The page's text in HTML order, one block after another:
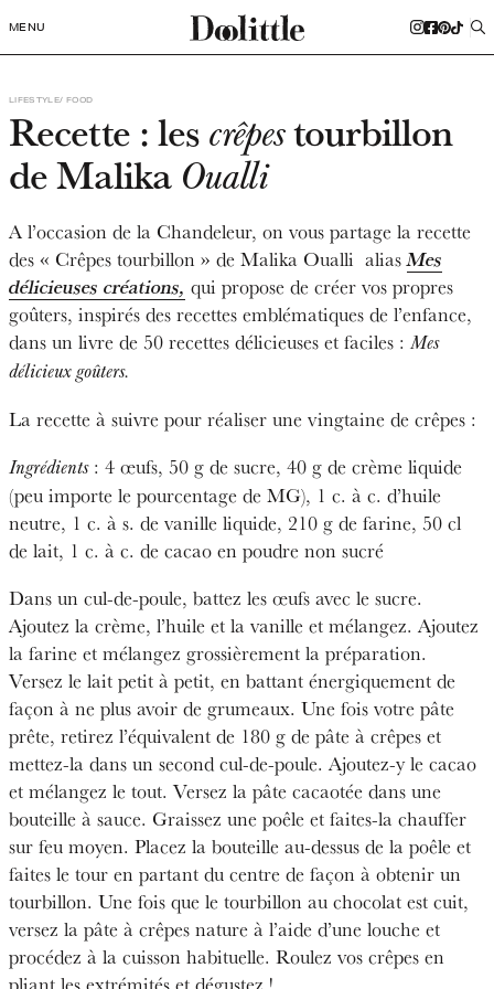
MENU
FOOD
LIFESTYLE
Recette : les crêpestourbillon
de Malika Oualli
A l’occasion de la Chandeleur, on vous partage la recette
des « Crêpes tourbillon » de Malika Oualli aliasMes
délicieuses créations, qui propose de créer vos propres
goûters, inspirés des recettes emblématiques de l’enfance,
dans un livre de 50 recettes délicieuses et faciles : Mes
délicieux goûters.
La recette à suivre pour réaliser une vingtaine de crêpes :
Ingrédients: 4 œufs, 50 g de sucre, 40 g de crème liquide
(peu importe le pourcentage de MG), 1 c. à c. d’huile
neutre, 1 c. à s. de vanille liquide, 210 g de farine, 50 cl
de lait, 1 c. à c. de cacao en poudre non sucré
Dans un cul-de-poule, battez les œufs avec le sucre.
Ajoutez la crème, l’huile et la vanille et mélangez. Ajoutez
la farine et mélangez grossièrement la préparation.
Versez le lait petit à petit, en battant énergiquement de
façon à ne plus avoir de grumeaux. Une fois votre pâte
prête, retirez l’équivalent de 180 g de pâte à crêpes et
mettez-la dans un second cul-de-poule. Ajoutez-y le cacao
et mélangez le tout. Versez la pâte cacaotée dans une
bouteille à sauce. Graissez une poêle et faites-la chauffer
sur feu moyen. Placez la bouteille au-dessus de la poêle et
faites le tour en partant du centre de façon à obtenir un
tourbillon. Une fois que le tourbillon au chocolat est cuit,
versez la pâte à crêpes nature à l’aide d’une louche et
procédez à la cuisson habituelle. Roulez vos crêpes en